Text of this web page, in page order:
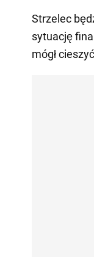
Strzelec
sytuację
mógł